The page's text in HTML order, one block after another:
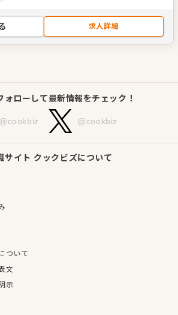
求人詳細
ォローして最新情報をチェック！
@cookbiz @cookbiz
サイト クックビズについて
ついて
文
示